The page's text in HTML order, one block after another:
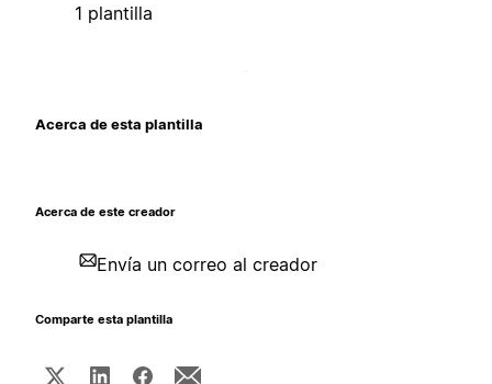
1 plantilla
Acerca de esta plantilla
Acerca de este creador
Envía un correo al creador
Comparte esta plantilla